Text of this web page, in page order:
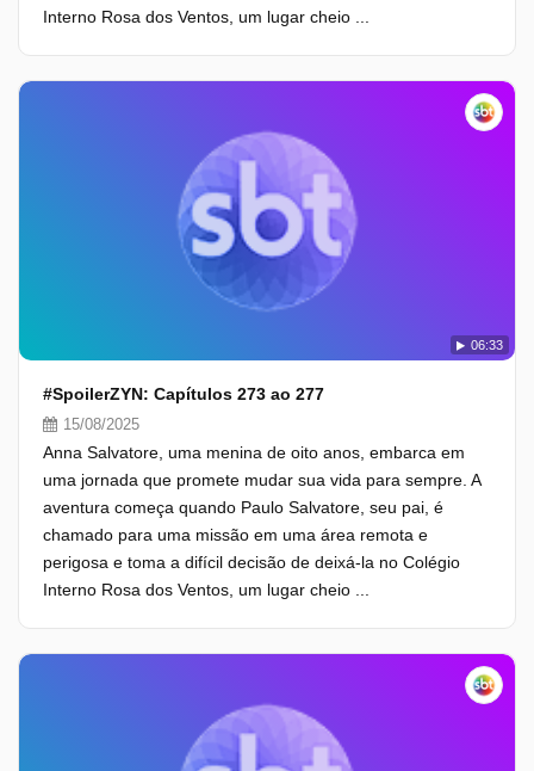
Interno Rosa dos Ventos, um lugar cheio ...
06:33
#SpoilerZYN: Capítulos 273 ao 277
15/08/2025
Anna Salvatore, uma menina de oito anos, embarca em
uma jornada que promete mudar sua vida para sempre. A
aventura começa quando Paulo Salvatore, seu pai, é
chamado para uma missão em uma área remota e
perigosa e toma a difícil decisão de deixá-la no Colégio
Interno Rosa dos Ventos, um lugar cheio ...